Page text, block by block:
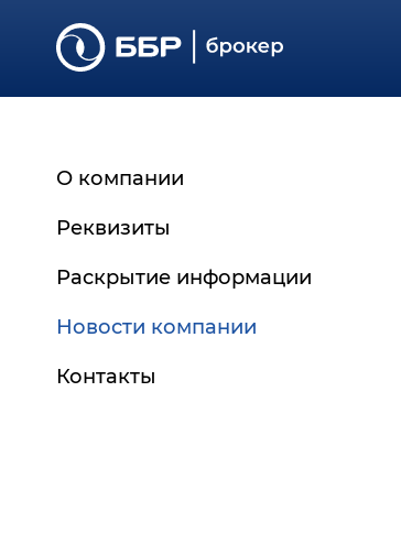
О компании
Реквизиты
Раскрытие информации
Основные сведения
Отчётность
Новости компании
Контакты